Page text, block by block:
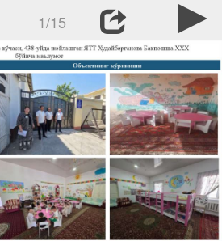
1/15